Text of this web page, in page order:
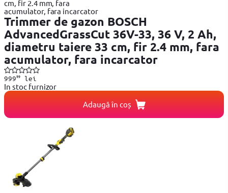
Trimmer de gazon BOSCH
AdvancedGrassCut 36V-33, 36 V, 2 Ah,
diametru taiere 33 cm, fir 2.4 mm, fara
acumulator, fara incarcator
99999lei
In stoc furnizor
Adaugă în coș